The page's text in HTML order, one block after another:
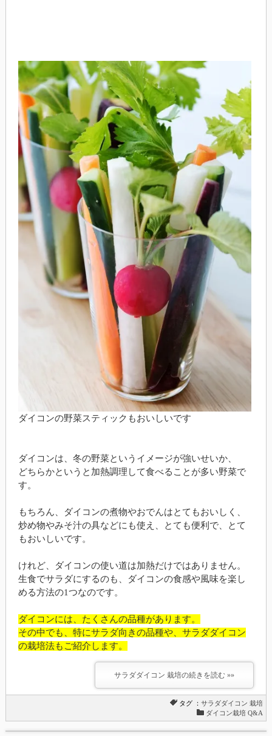
ダイコンの野菜スティックもおいしいです
ダイコンは、冬の野菜というイメージが強いせいか、
どちらかというと加熱調理して食べることが多い野菜で
す。
もちろん、ダイコンの煮物やおでんはとてもおいしく、
炒め物やみそ汁の具などにも使え、とても便利で、とて
もおいしいです。
けれど、ダイコンの使い道は加熱だけではありません。
生食でサラダにするのも、ダイコンの食感や風味を楽し
める方法の1つなのです。
ダイコンには、たくさんの品種があります。
その中でも、特にサラダ向きの品種や、サラダダイコン
の栽培法もご紹介します。
サラダダイコン 栽培の続きを読む »»
タグ ：サラダダイコン 栽培
ダイコン栽培 Q&A